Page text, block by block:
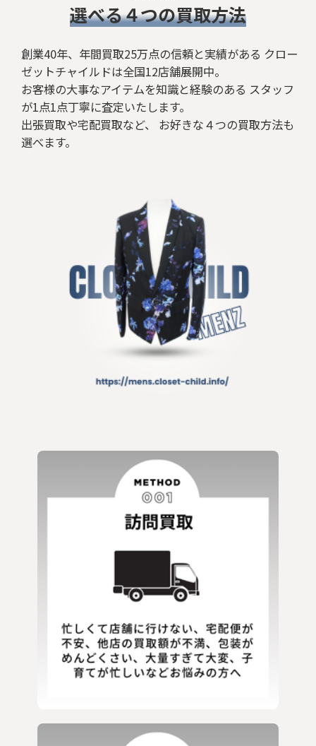
​選べる４つの買取方法
創業40年、年間買取25万点の信頼と実績がある クロー
ゼットチャイルドは全国12店舗展開中。
お客様の大事なアイテムを知識と経験のある スタッフ
が1点1点丁寧に査定いたします。
出張買取や宅配買取など、 お好きな４つの買取方法も
選べます。